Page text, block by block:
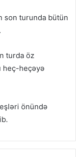
son turunda bütün
turda öz
heç-heçəyə
önündə